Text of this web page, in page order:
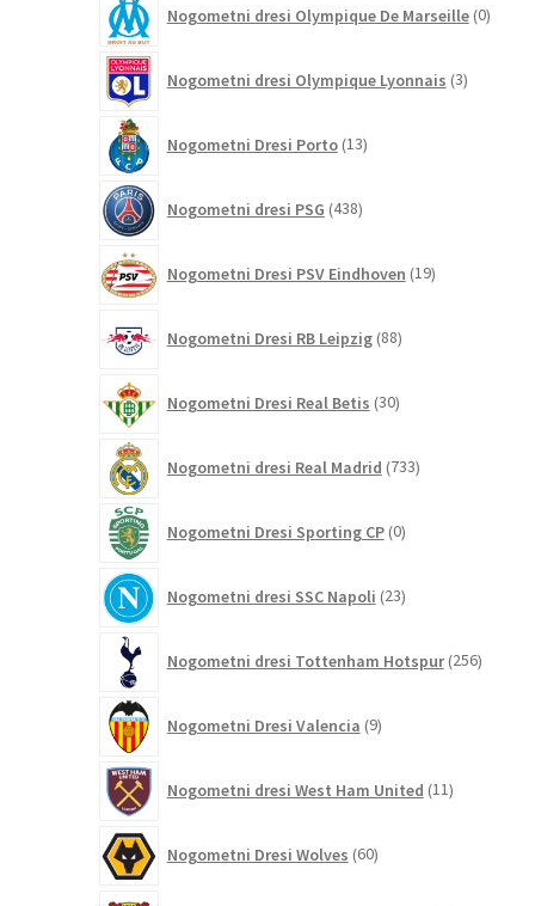
Nogometni dresi Olympique De Marseille 0
Nogometni dresi Olympique Lyonnais 3izdelki
Nogometni Dresi Porto 13izdelkov
Nogometni dresi PSG 438izdelkov
Nogometni Dresi PSV Eindhoven 19izdelkov
Nogometni Dresi RB Leipzig 88izdelkov
Nogometni Dresi Real Betis 30izdelkov
Nogometni dresi Real Madrid 733izdelkov
Nogometni Dresi Sporting CP 0izdelkov
Nogometni dresi SSC Napoli 23izdelkov
Nogometni dresi Tottenham Hotspur 256
Nogometni Dresi Valencia 9izdelkov
Nogometni dresi West Ham United 11izdelkov
Nogometni Dresi Wolves 60izdelkov